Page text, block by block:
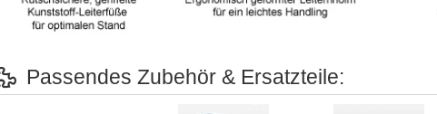
Passendes Zubehör & Ersatzteile: